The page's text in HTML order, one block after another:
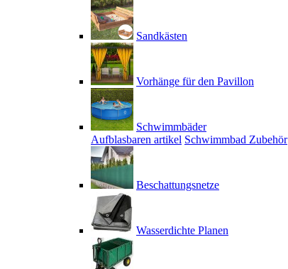
Sandkästen
Vorhänge für den Pavillon
Schwimmbäder
Aufblasbaren artikel Schwimmbad Zubehör
Beschattungsnetze
Wasserdichte Planen